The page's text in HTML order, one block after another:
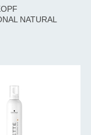
NATURAL